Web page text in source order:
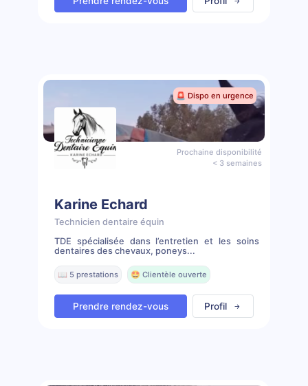
🚨 Dispo en urgence
Prochaine disponibilité
< 3 semaines
Karine Echard
Technicien dentaire équin
TDE spécialisée dans l’entretien et les soins
dentaires des chevaux, poneys...
📖 5 prestations 🤩 Clientèle ouverte
Prendre rendez-vous Profil